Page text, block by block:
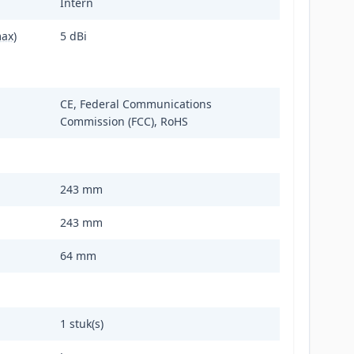
5 dBi
CE, Federal Communications
Commission (FCC), RoHS
243 mm
243 mm
64 mm
1 stuk(s)